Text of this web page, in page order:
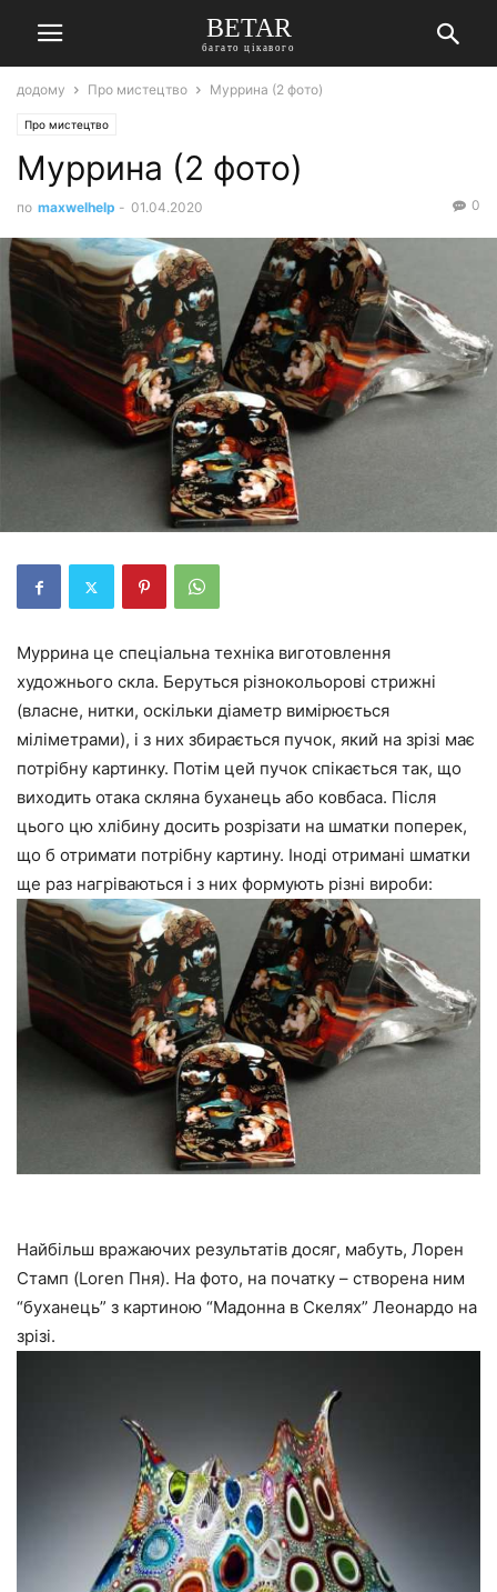
BETAR
багато цікавого
додому Про мистецтво Муррина (2 фото)
Про мистецтво
Муррина (2 фото)
по maxwelhelp - 01.04.2020 0
Муррина це спеціальна техніка виготовлення
художнього скла. Беруться різнокольорові стрижні
(власне, нитки, оскільки діаметр вимірюється
міліметрами), і з них збирається пучок, який на зрізі має
потрібну картинку. Потім цей пучок спікається так, що
виходить отака скляна буханець або ковбаса. Після
цього цю хлібину досить розрізати на шматки поперек,
що б отримати потрібну картину. Іноді отримані шматки
ще раз нагріваються і з них формують різні вироби:
Найбільш вражаючих результатів досяг, мабуть, Лорен
Стамп (Loren Пня). На фото, на початку – створена ним
“буханець” з картиною “Мадонна в Скелях” Леонардо на
зрізі.